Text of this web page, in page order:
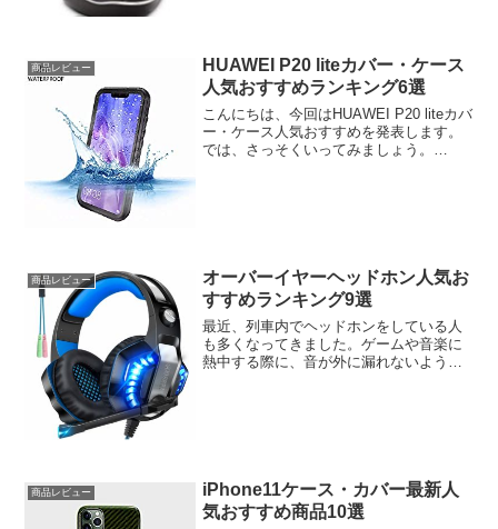
しょう。脱毛器人気売れ筋...
商品レビュー
HUAWEI P20 liteカバー・ケース
人気おすすめランキング6選
こんにちは、今回はHUAWEI P20 liteカバ
ー・ケース人気おすすめを発表します。
では、さっそくいってみましょう。
商品レビュー
オーバーイヤーヘッドホン人気お
すすめランキング9選
最近、列車内でヘッドホンをしている人
も多くなってきました。ゲームや音楽に
熱中する際に、音が外に漏れないよう
商品レビュー
iPhone11ケース・カバー最新人
気おすすめ商品10選